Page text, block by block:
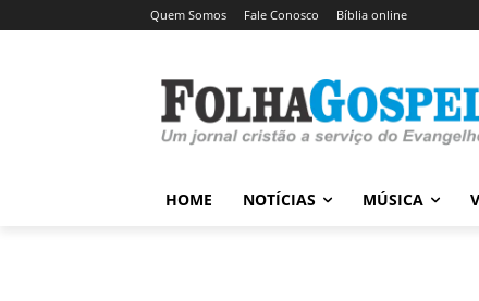
Quem Somos Fale Conosco Bíblia online
HOME NOTÍCIAS MÚSICA